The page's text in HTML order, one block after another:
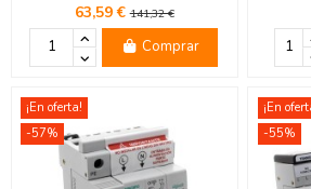
63,59 €141,32 €
Comprar
¡En oferta!
-57%
¡En
-55%